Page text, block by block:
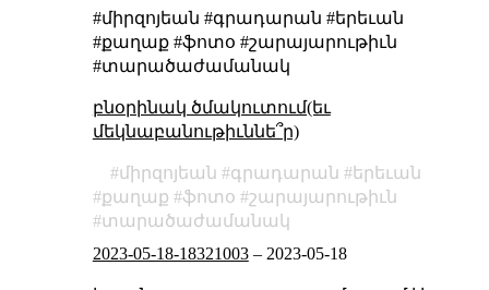
#միրզոյեան #գրադարան #երեւան
#քաղաք #ֆոտօ #շարայարութիւն
#տարածաժամանակ
բնօրինակ ծմակուտում(եւ
մեկնաբանութիւննե՞ր)
միրզոյեան գրադարան
երեւան
քաղաք
ֆոտօ
շարայարութիւն
տարածաժամանակ
2023-05-18-18321003– 2023-05-18